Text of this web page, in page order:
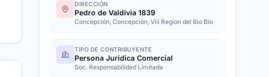
DIRECCIÓN
Pedro de Valdivia 1839
Concepción, Concepción, Viii Region del Bio Bio
TIPO DE CONTRIBUYENTE
Persona Juridica Comercial
Soc. Responsabilidad Limitada